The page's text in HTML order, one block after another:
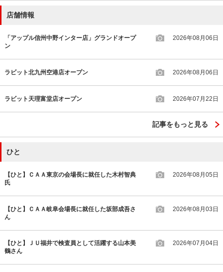
店舗情報
「アップル信州中野インター店」グランドオープ
ン
2026年08月06日
ラビット北九州空港店オープン 2026年08月06日
ラビット天理富堂店オープン 2026年07月22日
記事をもっと見る
ひと
【ひと】ＣＡＡ東京の会場長に就任した木村智典
氏
2026年08月05日
【ひと】ＣＡＡ岐阜会場長に就任した坂部成吾さ
ん
2026年08月03日
【ひと】ＪＵ福井で検査員として活躍する山本美
鶴さん
2026年07月04日